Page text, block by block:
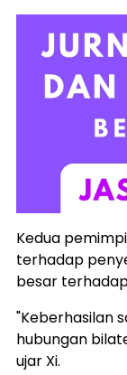
Kedua
terhadap
besar
"Keberhasilan
hubungan
ujar Xi.